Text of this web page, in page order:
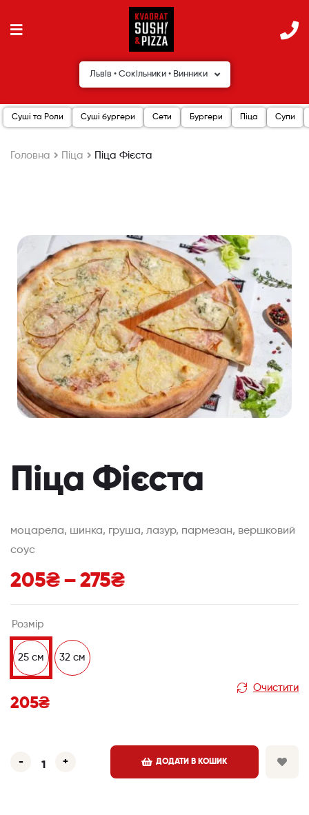
Львів • Сокільники • Винники
Суші та Роли Суші бургери Сети Бургери Піца Супи
Головна Піца Піца Фієста
Піца Фієста
моцарела, шинка, груша, лазур, пармезан, вершковий
соус
205₴ – 275₴
Розмір
25 см 32 см
Очистити
205₴
- + ДОДАТИ В КОШИК